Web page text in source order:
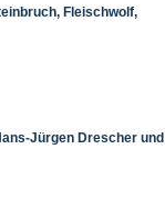
Fleischwolf,
Jürgen Drescher und